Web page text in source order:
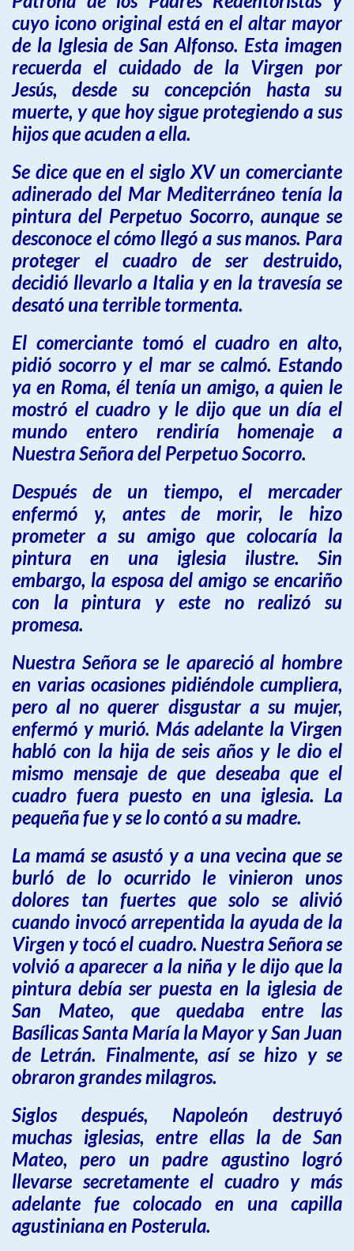
cuyo icono original está en el altar mayor
de la Iglesia de San Alfonso. Esta imagen
recuerda el cuidado de la Virgen por
Jesús, desde su concepción hasta su
muerte, y que hoy sigue protegiendo a sus
hijos que acuden a ella.
Se dice que en el siglo XV un comerciante
adinerado del Mar Mediterráneo tenía la
pintura del Perpetuo Socorro, aunque se
desconoce el cómo llegó a sus manos. Para
proteger el cuadro de ser destruido,
decidió llevarlo a Italia y en la travesía se
desató una terrible tormenta.
El comerciante tomó el cuadro en alto,
pidió socorro y el mar se calmó. Estando
ya en Roma, él tenía un amigo, a quien le
mostró el cuadro y le dijo que un día el
mundo entero rendiría homenaje a
Nuestra Señora del Perpetuo Socorro.
Después de un tiempo, el mercader
enfermó y, antes de morir, le hizo
prometer a su amigo que colocaría la
pintura en una iglesia ilustre. Sin
embargo, la esposa del amigo se encariño
con la pintura y este no realizó su
promesa.
Nuestra Señora se le apareció al hombre
en varias ocasiones pidiéndole cumpliera,
pero al no querer disgustar a su mujer,
enfermó y murió. Más adelante la Virgen
habló con la hija de seis años y le dio el
mismo mensaje de que deseaba que el
cuadro fuera puesto en una iglesia. La
pequeña fue y se lo contó a su madre.
La mamá se asustó y a una vecina que se
burló de lo ocurrido le vinieron unos
dolores tan fuertes que solo se alivió
cuando invocó arrepentida la ayuda de la
Virgen y tocó el cuadro. Nuestra Señora se
volvió a aparecer a la niña y le dijo que la
pintura debía ser puesta en la iglesia de
San Mateo, que quedaba entre las
Basílicas Santa María la Mayor y San Juan
de Letrán. Finalmente, así se hizo y se
obraron grandes milagros.
Siglos después, Napoleón destruyó
muchas iglesias, entre ellas la de San
Mateo, pero un padre agustino logró
llevarse secretamente el cuadro y más
adelante fue colocado en una capilla
agustiniana en Posterula.